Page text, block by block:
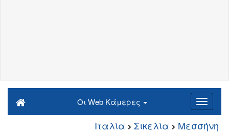
Οι Web Κάμερες
Ιταλία Σικελία Μεσσήνη